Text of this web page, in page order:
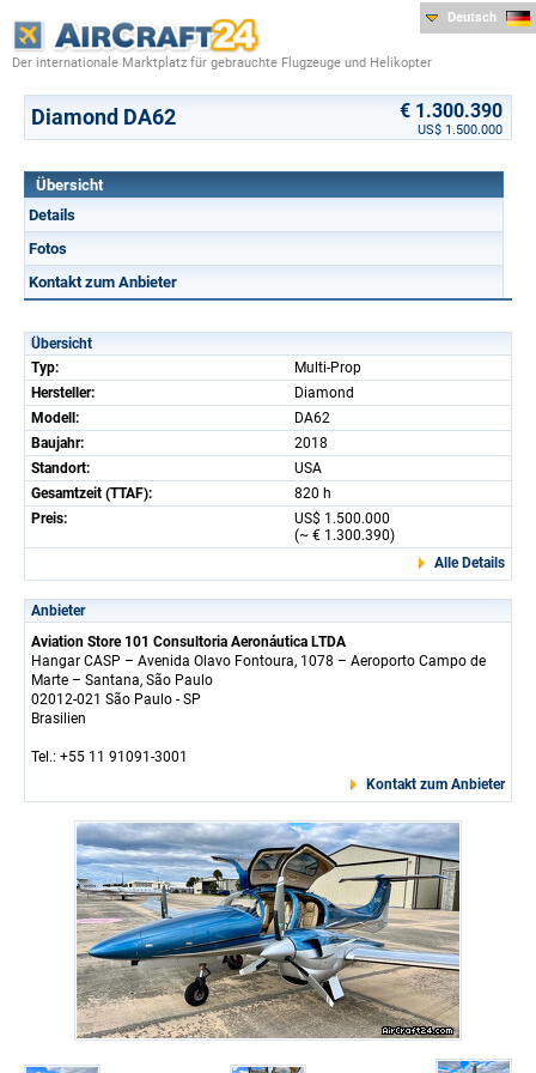
Der internationale Marktplatz für gebrauchte Flugzeuge und Helikopter
Deutsch
Diamond DA62 € 1.300.390
US$ 1.500.000
Übersicht
Details
Fotos
Kontakt zum Anbieter
Übersicht
Typ:
Multi-Prop
Hersteller:
Diamond
Modell:
DA62
Baujahr:
2018
Standort:
USA
Gesamtzeit (TTAF):
820 h
Preis:
US$ 1.500.000
(~ € 1.300.390)
Alle Details
Anbieter
Aviation Store 101 Consultoria Aeronáutica LTDA
Hangar CASP – Avenida Olavo Fontoura, 1078 – Aeroporto Campo de
Marte – Santana, São Paulo
02012-021 São Paulo - SP
Brasilien
Tel.: +55 11 91091-3001
Kontakt zum Anbieter